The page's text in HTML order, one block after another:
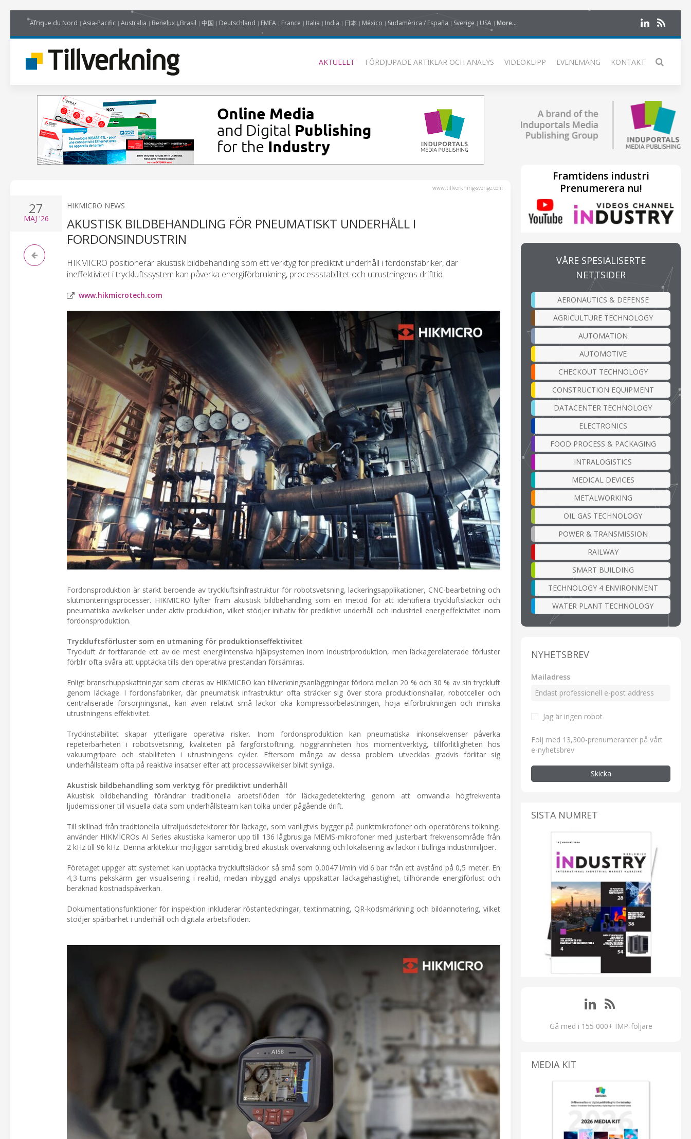
Afrique du Nord Asia-Pacific Australia Benelux Brasil 中国 Deutschland EMEA France Italia India 日本 México Sudamérica / España Sverige USA More...
AKTUELLT FÖRDJUPADE ARTIKLAR OCH ANALYS VIDEOKLIPP EVENEMANG KONTAKT
www.tillverkning-sverige.com
27
MAJ '26
HIKMICRO NEWS
AKUSTISK BILDBEHANDLING FÖR PNEUMATISKT UNDERHÅLL I
FORDONSINDUSTRIN
HIKMICRO positionerar akustisk bildbehandling som ett verktyg för prediktivt underhåll i fordonsfabriker, där
ineffektivitet i tryckluftssystem kan påverka energiförbrukning, processstabilitet och utrustningens drifttid.
www.hikmicrotech.com
Fordonsproduktion är starkt beroende av tryckluftsinfrastruktur för robotsvetsning, lackeringsapplikationer, CNC-bearbetning och
slutmonteringsprocesser. HIKMICRO lyfter fram akustisk bildbehandling som en metod för att identifiera tryckluftsläckor och
pneumatiska avvikelser under aktiv produktion, vilket stödjer initiativ för prediktivt underhåll och industriell energieffektivitet inom
fordonsproduktion.
Tryckluftsförluster som en utmaning för produktionseffektivitet
Tryckluft är fortfarande ett av de mest energiintensiva hjälpsystemen inom industriproduktion, men läckagerelaterade förluster
förblir ofta svåra att upptäcka tills den operativa prestandan försämras.
Enligt branschuppskattningar som citeras av HIKMICRO kan tillverkningsanläggningar förlora mellan 20 % och 30 % av sin tryckluft
genom läckage. I fordonsfabriker, där pneumatisk infrastruktur ofta sträcker sig över stora produktionshallar, robotceller och
centraliserade försörjningsnät, kan även relativt små läckor öka kompressorbelastningen, höja elförbrukningen och minska
utrustningens effektivitet.
Tryckinstabilitet skapar ytterligare operativa risker. Inom fordonsproduktion kan pneumatiska inkonsekvenser påverka
repeterbarheten i robotsvetsning, kvaliteten på färgförstoftning, noggrannheten hos momentverktyg, tillförlitligheten hos
vakuumgripare och stabiliteten i utrustningens cykler. Eftersom många av dessa problem utvecklas gradvis förlitar sig
underhållsteam ofta på reaktiva insatser efter att processavvikelser blivit synliga.
Akustisk bildbehandling som verktyg för prediktivt underhåll
Akustisk bildbehandling förändrar traditionella arbetsflöden för läckagedetektering genom att omvandla högfrekventa
ljudemissioner till visuella data som underhållsteam kan tolka under pågående drift.
Till skillnad från traditionella ultraljudsdetektorer för läckage, som vanligtvis bygger på punktmikrofoner och operatörens tolkning,
använder HIKMICROs AI Series akustiska kameror upp till 136 lågbrusiga MEMS-mikrofoner med justerbart frekvensområde från
2 kHz till 96 kHz. Denna arkitektur möjliggör samtidig bred akustisk övervakning och lokalisering av läckor i bullriga industrimiljöer.
Företaget uppger att systemet kan upptäcka tryckluftsläckor så små som 0,0047 l/min vid 6 bar från ett avstånd på 0,5 meter. En
4,3-tums pekskärm ger visualisering i realtid, medan inbyggd analys uppskattar läckagehastighet, tillhörande energiförlust och
beräknad kostnadspåverkan.
Dokumentationsfunktioner för inspektion inkluderar röstanteckningar, textinmatning, QR-kodsmärkning och bildannotering, vilket
stödjer spårbarhet i underhåll och digitala arbetsflöden.
Framtidens industri
Prenumerera nu!
VÅRE SPESIALISERTE
NETTSIDER
AERONAUTICS & DEFENSE
AGRICULTURE TECHNOLOGY
AUTOMATION
AUTOMOTIVE
CHECKOUT TECHNOLOGY
CONSTRUCTION EQUIPMENT
DATACENTER TECHNOLOGY
ELECTRONICS
FOOD PROCESS & PACKAGING
INTRALOGISTICS
MEDICAL DEVICES
METALWORKING
OIL GAS TECHNOLOGY
POWER & TRANSMISSION
RAILWAY
SMART BUILDING
TECHNOLOGY 4 ENVIRONMENT
WATER PLANT TECHNOLOGY
NYHETSBREV
Mailadress
Jag är ingen robot
Följ med 13,300-prenumeranter på vårt
e-nyhetsbrev
Skicka
SISTA NUMRET
Gå med i 155 000+ IMP-följare
MEDIA KIT